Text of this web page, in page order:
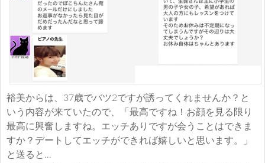
裕美からは、37歳でバツ2ですが誘ってくれませんか？と
いう内容が来ていたので、「最高ですね！お顔を見る限り
最高に興奮しますね。エッチありですが会うことはできま
すか？デートしてエッチができれば嬉しいと思います。」
と送ると…